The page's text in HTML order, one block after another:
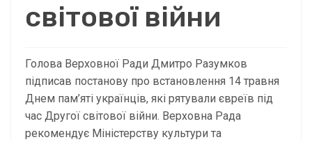
світової війни
Голова Верховної Ради Дмитро Разумков
підписав постанову про встановлення 14 травня
Днем пам’яті українців, які рятували євреїв під
час Другої світової війни. Верховна Рада
рекомендує Міністерству культури та